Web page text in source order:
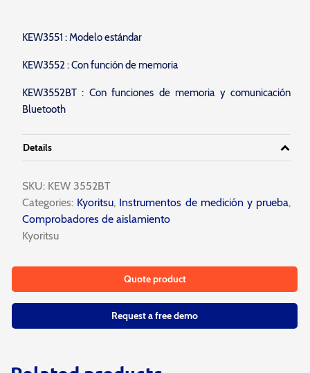
KEW3551 : Modelo estándar
KEW3552 : Con función de memoria
KEW3552BT : Con funciones de memoria y comunicación
Bluetooth
Details
SKU: KEW 3552BT
Categories:Kyoritsu, Instrumentos de medición y prueba,
Comprobadores de aislamiento
Kyoritsu
Quote product
Request a free demo